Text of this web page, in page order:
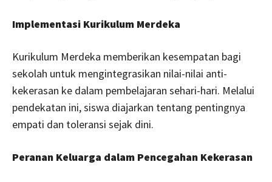
Implementasi Kurikulum Merdeka
Kurikulum Merdeka memberikan kesempatan bagi
sekolah untuk mengintegrasikan nilai-nilai anti-
kekerasan ke dalam pembelajaran sehari-hari. Melalui
pendekatan ini, siswa diajarkan tentang pentingnya
empati dan toleransi sejak dini.
Peranan Keluarga dalam Pencegahan Kekerasan